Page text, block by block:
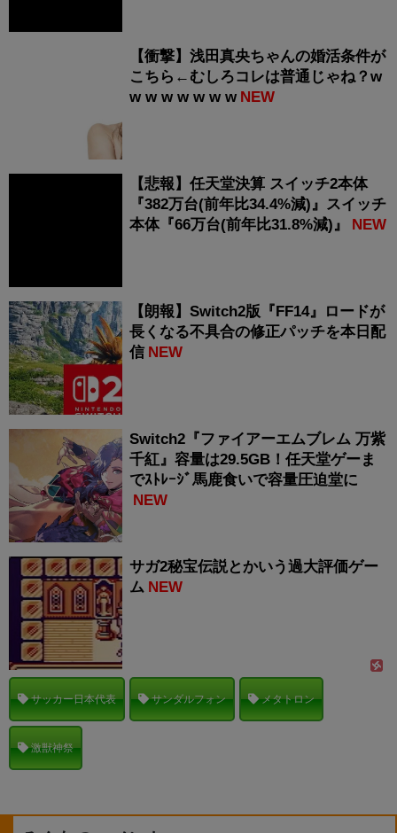
【衝撃】浅田真央ちゃんの婚活条件が
こちら←むしろコレは普通じゃね？w
w w w w w w w NEW
【悲報】任天堂決算 スイッチ2本体
『382万台(前年比34.4%減)』スイッチ
本体『66万台(前年比31.8%減)』
NEW
【朗報】Switch2版『FF14』ロードが
長くなる不具合の修正パッチを本日配
信 NEW
Switch2『ファイアーエムブレム 万紫
千紅』容量は29.5GB！任天堂ゲーま
でｽﾄﾚｰｼﾞ馬鹿食いで容量圧迫堂に
NEW
サガ2秘宝伝説とかいう過大評価ゲー
ム NEW
サッカー日本代表 サンダルフォン メタトロン
激獣神祭